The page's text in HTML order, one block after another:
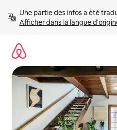
directement
Afficher dans la langue